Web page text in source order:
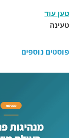
טען עוד
טעינה
פוסטים נוספים